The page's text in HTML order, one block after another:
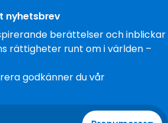
nyhetsbrev
berättelser och inblickar
rättigheter runt om i världen –
godkänner du vår